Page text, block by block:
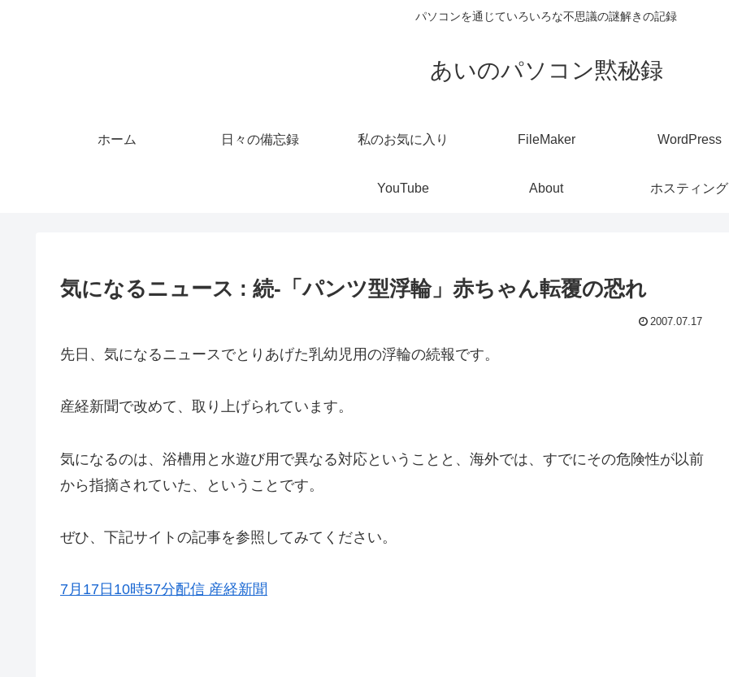
パソコンを通じていろいろな不思議の謎解きの記録
あいのパソコン黙秘録
ホーム 日々の備忘録 私のお気に入り FileMaker WordPress
YouTube About ホスティング
気になるニュース : 続-「パンツ型浮輪」赤ちゃん転覆の恐れ
2007.07.17
先日、気になるニュースでとりあげた乳幼児用の浮輪の続報です。
産経新聞で改めて、取り上げられています。
気になるのは、浴槽用と水遊び用で異なる対応ということと、海外では、すでにその危険性が以前
から指摘されていた、ということです。
ぜひ、下記サイトの記事を参照してみてください。
7月17日10時57分配信 産経新聞